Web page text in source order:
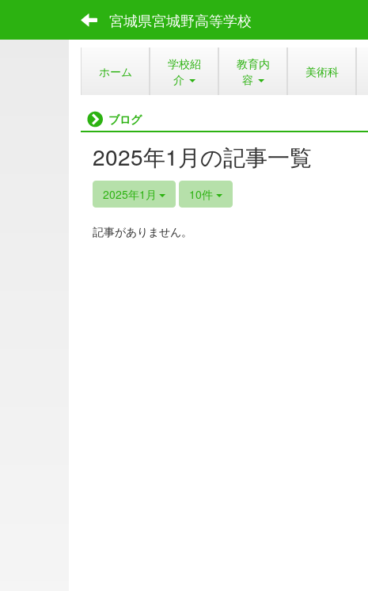
宮城県宮城野高等学校
ホーム
学校紹
介
教育内
容
美術科
ブログ
2025年1月の記事一覧
2025年1月 10件
記事がありません。